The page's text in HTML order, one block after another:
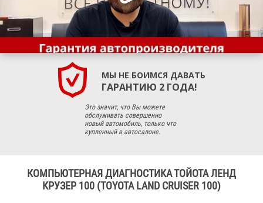
МЫ НЕ БОИМСЯ ДАВАТЬ
ГАРАНТИЮ 2 ГОДА!
Это значит, что Вы можете
обслуживать совершенно
новый автомобиль, только что
купленный в автосалоне.
КОМПЬЮТЕРНАЯ ДИАГНОСТИКА ТОЙОТА ЛЕНД
КРУЗЕР 100 (TOYOTA LAND CRUISER 100)